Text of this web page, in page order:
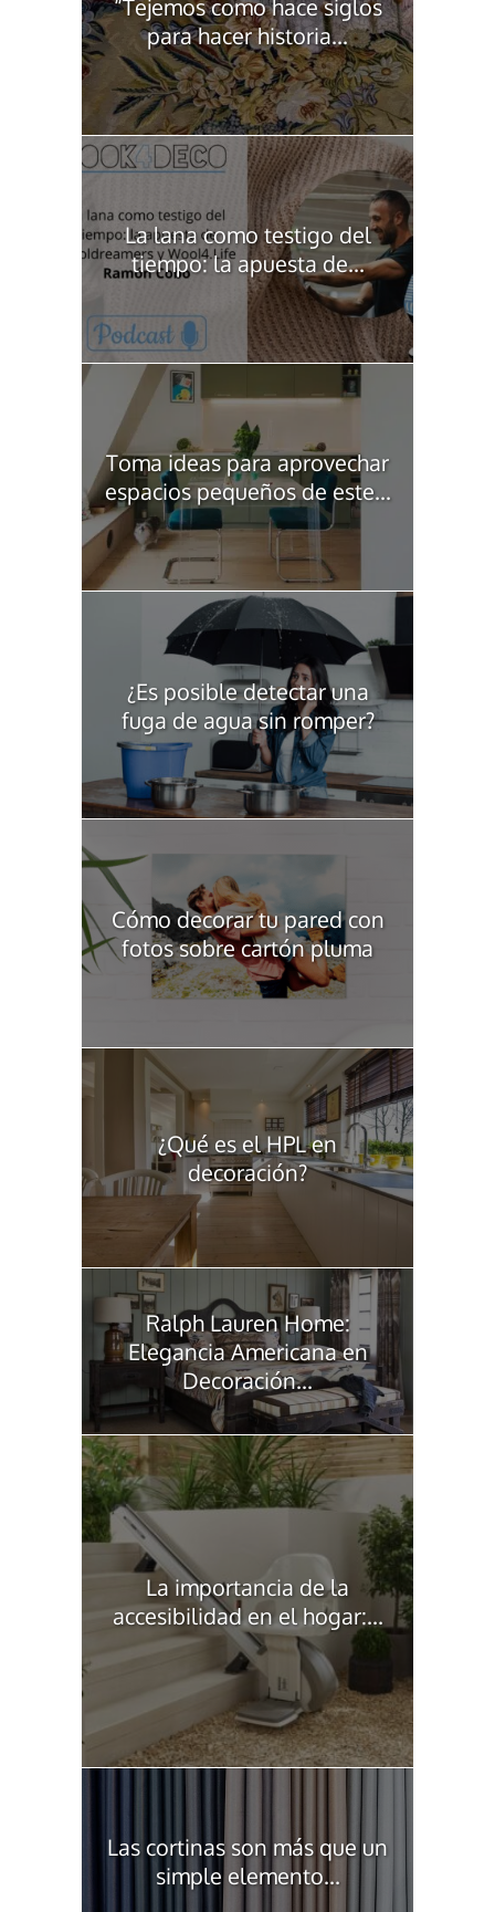
“Tejemos como hace siglos
para hacer historia...
La lana como testigo del
tiempo: la apuesta de...
Toma ideas para aprovechar
espacios pequeños de este...
¿Es posible detectar una
fuga de agua sin romper?
Cómo decorar tu pared con
fotos sobre cartón pluma
¿Qué es el HPL en
decoración?
Ralph Lauren Home:
Elegancia Americana en
Decoración...
La importancia de la
accesibilidad en el hogar:...
Las cortinas son más que un
simple elemento...